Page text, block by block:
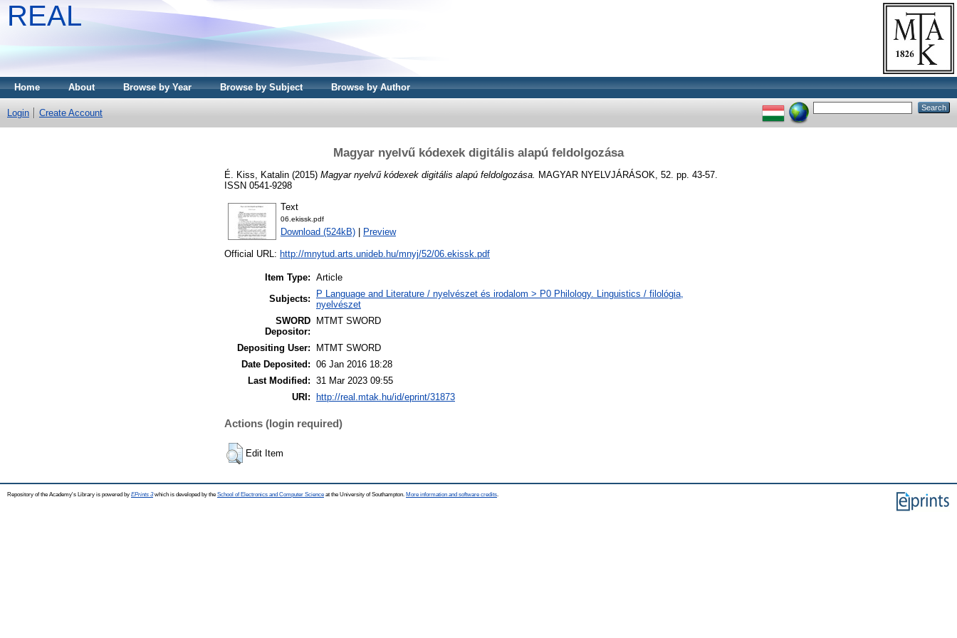
REAL
Home About Browse by Year Browse by Subject Browse by Author
Login Create Account
Magyar nyelvű kódexek digitális alapú feldolgozása
É. Kiss, Katalin (2015) Magyar nyelvű kódexek digitális alapú feldolgozása. MAGYAR NYELVJÁRÁSOK, 52. pp. 43-57.
ISSN 0541-9298
Text
06.ekissk.pdf
Download (524kB) Preview
Official URL: http://mnytud.arts.unideb.hu/mnyj/52/06.ekissk.pdf
Item Type: Article
Subjects:
P Language and Literature / nyelvészet és irodalom > P0 Philology. Linguistics / filológia,
nyelvészet
SWORD
Depositor:
MTMT SWORD
Depositing User:
MTMT SWORD
Date Deposited: 06 Jan 2016 18:28
Last Modified: 31 Mar 2023 09:55
URI:
http://real.mtak.hu/id/eprint/31873
Actions (login required)
Edit Item
Repository of the Academy's Library is powered by EPrints 3which is developed by the School of Electronics and Computer Science at the University of Southampton. More information and software credits